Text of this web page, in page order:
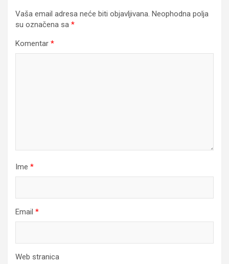
Vaša email adresa neće biti objavljivana. Neophodna polja
su označena sa *
Komentar *
Ime *
Email *
Web stranica